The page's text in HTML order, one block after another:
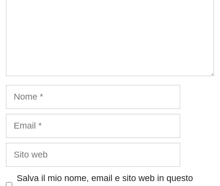
Sito
Salva il mio nome, email e sito web in questo